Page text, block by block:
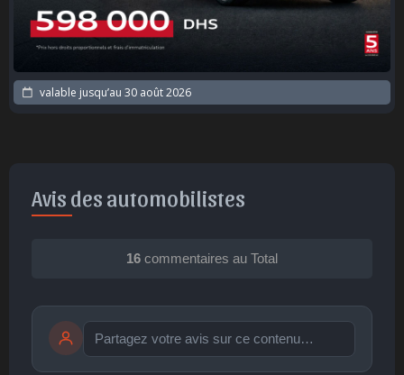
valable jusqu’au 30 août 2026
Avis des automobilistes
16 commentaires au Total
publication immédiate Publier